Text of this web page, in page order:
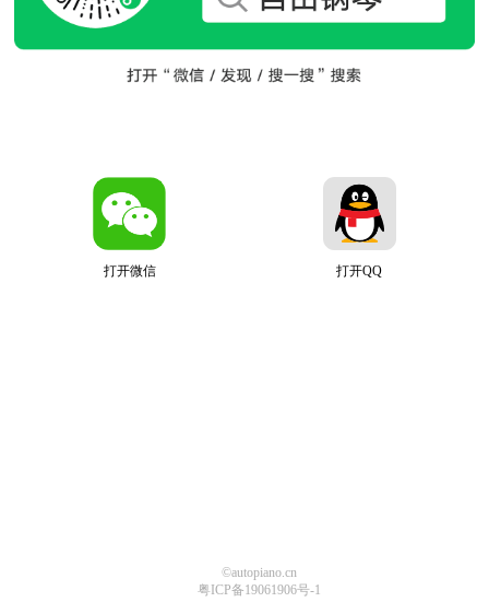
打开微信 打开QQ
©autopiano.cn
粤ICP备19061906号-1